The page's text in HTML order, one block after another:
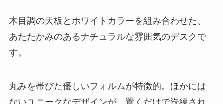
木目調の天板とホワイトカラーを組み合わせた、
あたたかみのあるナチュラルな雰囲気のデスクで
す。
丸みを帯びた優しいフォルムが特徴的。ほかには